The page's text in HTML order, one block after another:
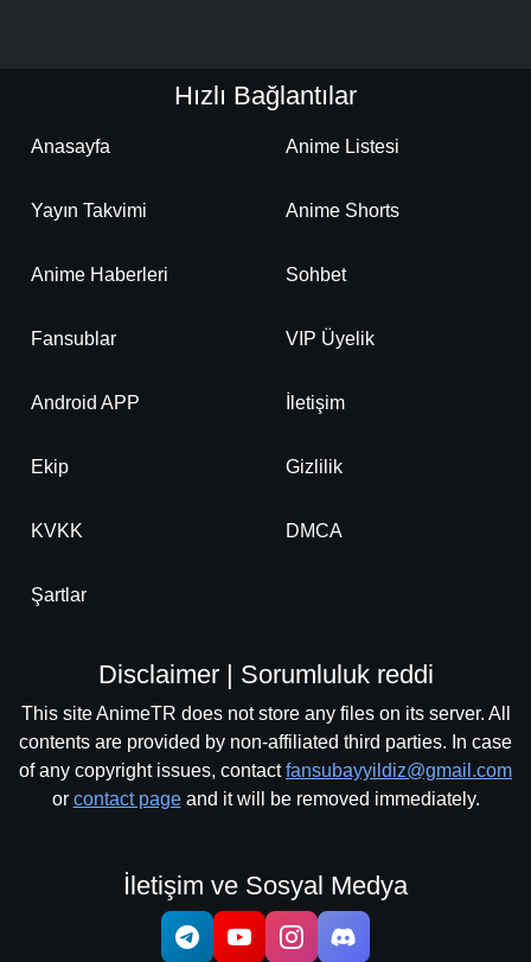
Hızlı Bağlantılar
Anasayfa Anime Listesi
Yayın Takvimi Anime Shorts
Anime Haberleri Sohbet
Fansublar VIP Üyelik
Android APP İletişim
Ekip Gizlilik
KVKK DMCA
Şartlar
Disclaimer | Sorumluluk reddi
This site AnimeTR does not store any files on its server. All
contents are provided by non-affiliated third parties. In case
of any copyright issues, contactfansubayyildiz@gmail.com
or contact pageand it will be removed immediately.
İletişim ve Sosyal Medya